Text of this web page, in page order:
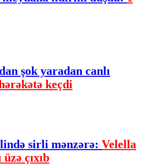
şok yaradan canlı
keçdi
sirli mənzərə: Velella
çıxıb